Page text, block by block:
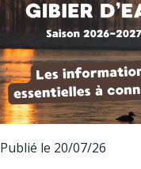
Publié le 20/07/26